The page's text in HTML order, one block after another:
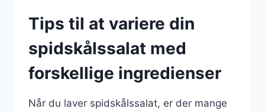
Tips til at variere din
spidskålssalat med
forskellige ingredienser
Når du laver spidskålssalat, er der mange